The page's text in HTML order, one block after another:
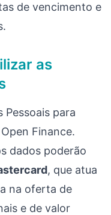
de vencimento e
as
Pessoais para
Finance.
dados poderão
, que atua
na oferta de
e de valor